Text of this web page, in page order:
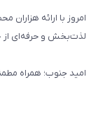
امروز با ارائه
لذت‌بخش و حرفه‌ای از
امید جنوب؛ همراه